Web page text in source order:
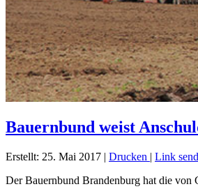
Bauernbund weist
Erstellt: 25. Mai 2017 | Drucken | Link
Der Bauernbund Brandenburg hat die